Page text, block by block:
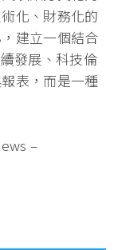
化、財務化的
建立一個結合
發展、科技倫
表，而是一種
–